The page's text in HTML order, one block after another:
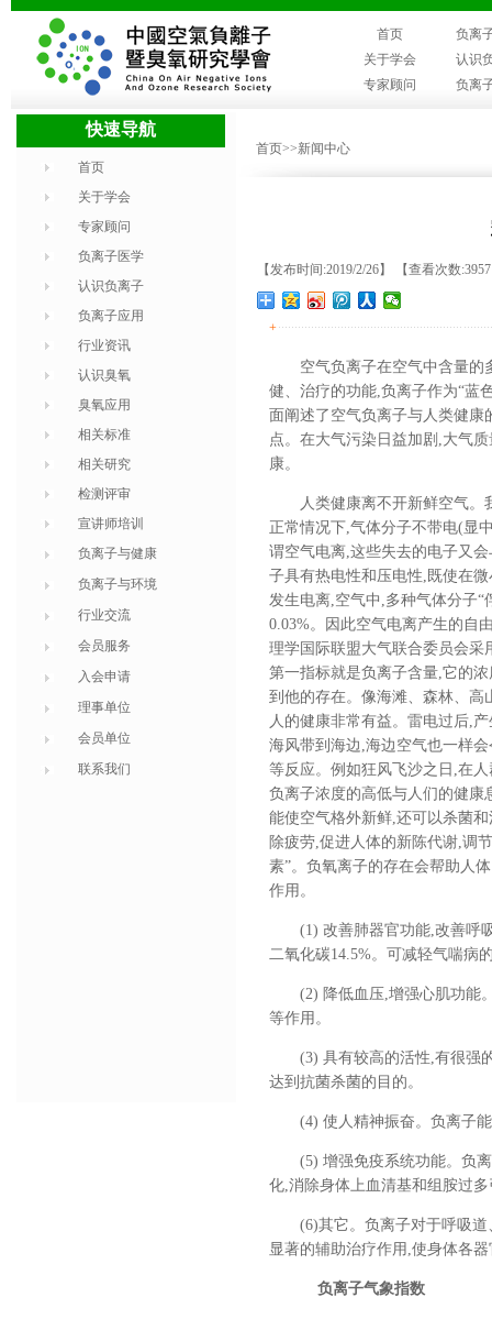
首页
负离
关于学会
认识
专家顾问
负离
快速导航
首页
关于学会
专家顾问
负离子医学
认识负离子
负离子应用
行业资讯
认识臭氧
臭氧应用
相关标准
相关研究
检测评审
宣讲师培训
负离子与健康
负离子与环境
行业交流
会员服务
入会申请
理事单位
会员单位
联系我们
首页>>新闻中心
【发布时间:2019/2/26】 【查看次数
+
空气负离子在空气中含量的
健、治疗的功能,负离子作为“蓝
面阐述了空气负离子与人类健
点。在大气污染日益加剧,大气
康。
人类健康离不开新鲜空气
正常情况下,气体分子不带电(显
谓空气电离,这些失去的电子又
子具有热电性和压电性,既使在
发生电离,空气中,多种气体分子“
0.03%。因此空气电离产生的自
理学国际联盟大气联合委员会采
第一指标就是负离子含量,它的
到他的存在。像海滩、森林、高
人的健康非常有益。雷电过后,
海风带到海边,海边空气也一样
等反应。例如狂风飞沙之日,在
负离子浓度的高低与人们的健康
能使空气格外新鲜,还可以杀菌
除疲劳,促进人体的新陈代谢,调
素”。负氧离子的存在会帮助人
作用。
(1) 改善肺器官功能,改善呼
二氧化碳14.5%。可减轻气喘病
(2) 降低血压,增强心肌功能
等作用。
(3) 具有较高的活性,有很强
达到抗菌杀菌的目的。
(4) 使人精神振奋。负离子
(5) 增强免疫系统功能。负
化,消除身体上血清基和组胺过
(6)其它。负离子对于呼吸
显著的辅助治疗作用,使身体各
负离子气象指数